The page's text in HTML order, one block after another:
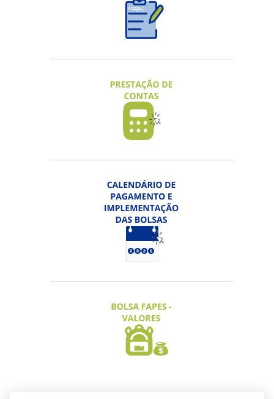
EDITAL FAPES Nº 08/2026 – NOVA
ECONOMIA CAPIXABA 2026
Inscrições em fluxo contínuo.
EDITAL FAPES Nº 17/2026 - PRÊMIO
INOVAÇÃO E JORNALISMO
Inscrição Categorias "Projetos" e
"Destaque" prorrogada até 06/08/2026 |
Categoria "Jornalismo" até 15/09/2026
EDITAL FAPES Nº 18/2026 -
PARCERIAS ENTRE STARTUPS
Inscrições prorrogadas até 11/08/2026